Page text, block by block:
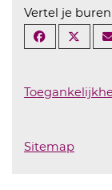
Vertel je
Sitemap